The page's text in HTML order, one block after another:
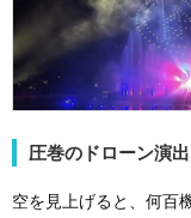
圧巻のドローン演出
空を見上げると、何百